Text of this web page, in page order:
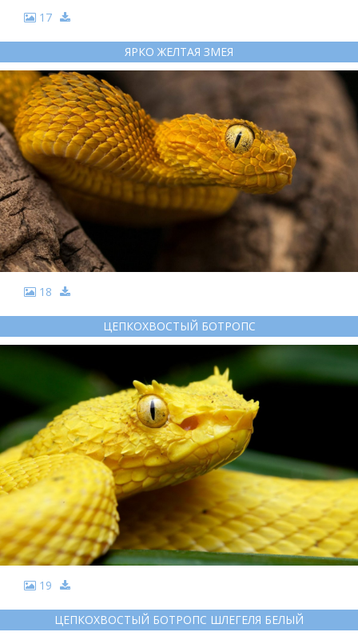
17
ЯРКО ЖЕЛТАЯ ЗМЕЯ
18
ЦЕПКОХВОСТЫЙ БОТРОПС
19
ЦЕПКОХВОСТЫЙ БОТРОПС ШЛЕГЕЛЯ БЕЛЫЙ